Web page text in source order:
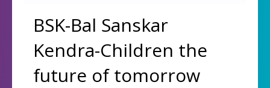
BSK-Bal Sanskar
Kendra-Children the
future of tomorrow